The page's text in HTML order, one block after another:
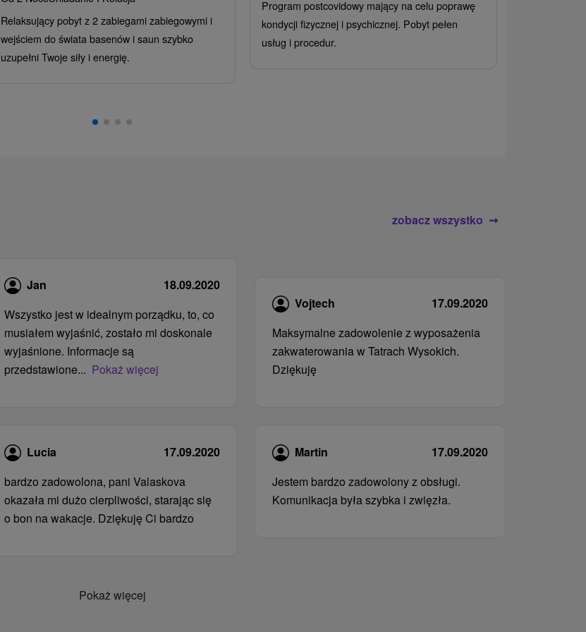
Relaksujący pobyt z 2 zabiegami zabiegowymi i
wejściem do świata basenów i saun szybko
uzupełni Twoje siły i energię.
Program postcovidowy mający na celu poprawę
kondycji fizycznej i psychicznej. Pobyt pełen
usług i procedur.
zobacz wszystko
Jan
18.09.2020
Wszystko jest w idealnym porządku, to, co
musiałem wyjaśnić, zostało mi doskonale
wyjaśnione. Informacje są
przedstawione... Pokaż więcej
Lucia
17.09.2020
bardzo zadowolona, ​​pani Valaskova
okazała mi dużo cierpliwości, starając się
o bon na wakacje. Dziękuję Ci bardzo
Vojtech
17.09.2020
Maksymalne zadowolenie z wyposażenia
zakwaterowania w Tatrach Wysokich.
Dziękuję
Martin
17.09.2020
Jestem bardzo zadowolony z obsługi.
Komunikacja była szybka i zwięzła.
Pokaż więcej